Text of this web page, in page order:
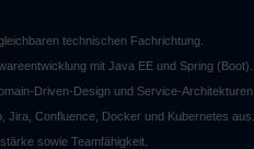
technischen Fachrichtung.
mit Java EE und Spring (Boot).
Driven-Design und Service-Architekturen.
Jira, Confluence, Docker und Kubernetes aus.
sowie Teamfähigkeit.